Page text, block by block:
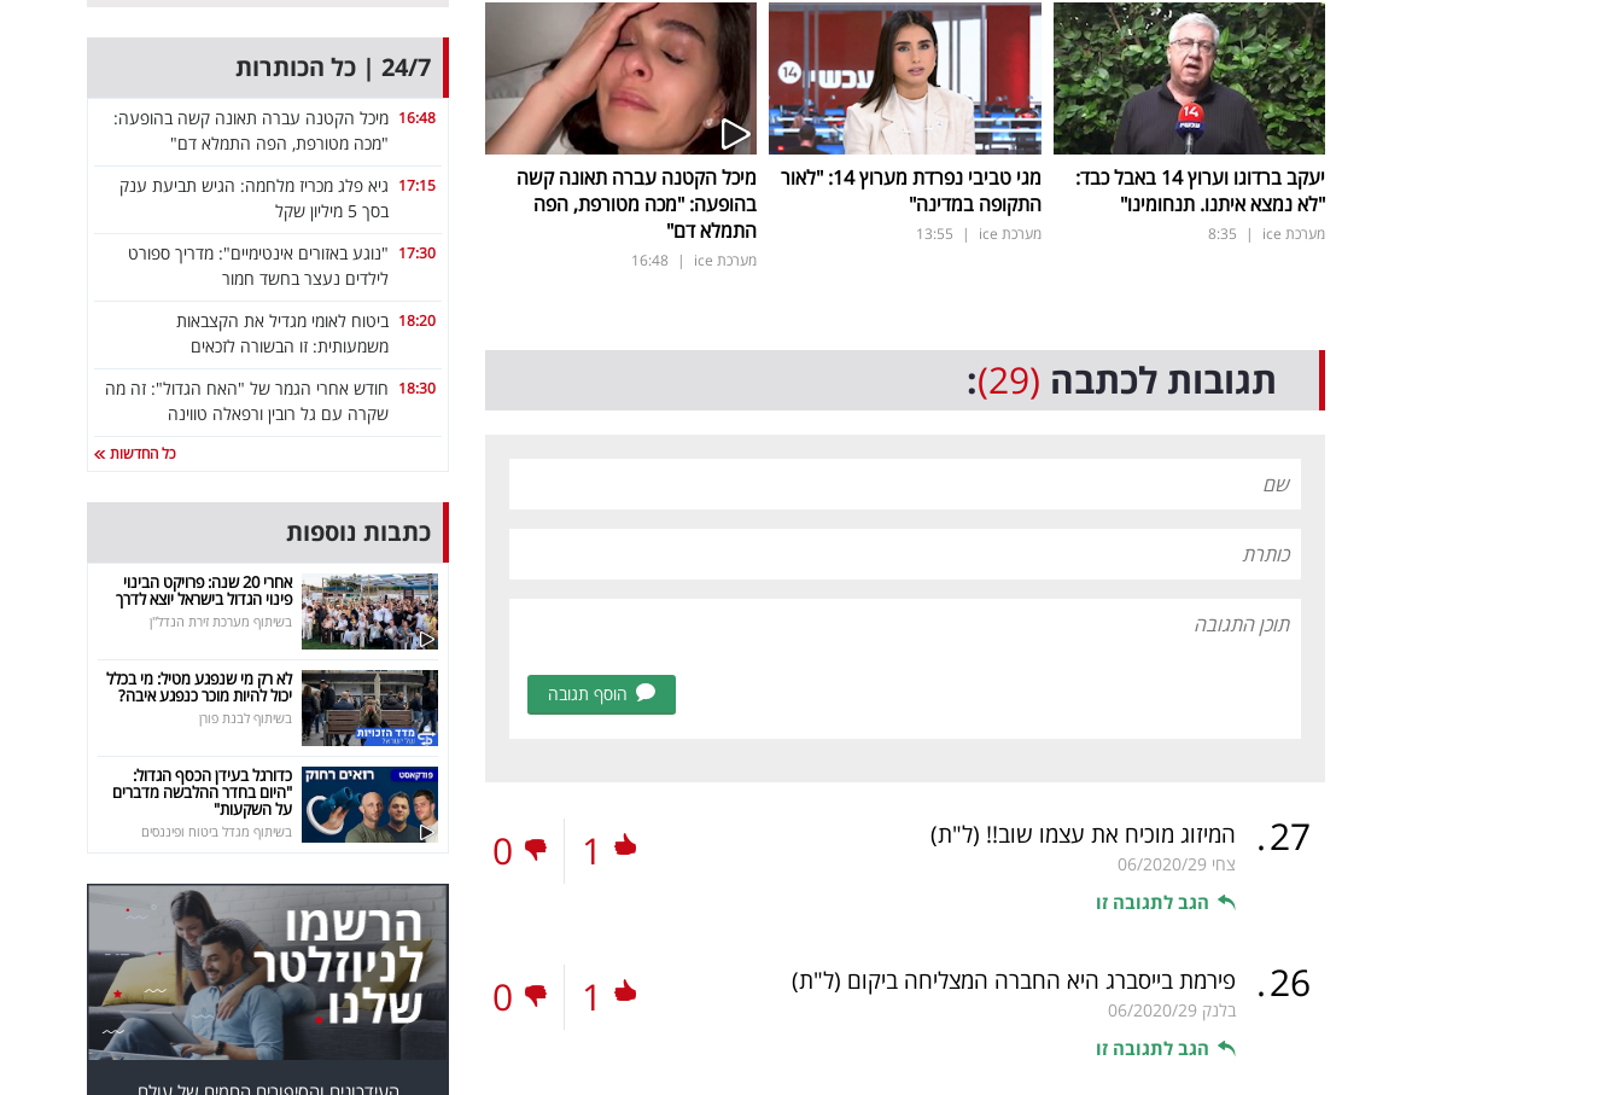
יעקב ברדוגו וערוץ 14 באבל כבד:
"לא נמצא איתנו. תנחומינו"
מערכת ice |
8:35
מגי טביבי נפרדת מערוץ 14: "לאור
התקופה במדינה"
מערכת ice |
13:55
מיכל הקטנה עברה תאונה קשה
בהופעה: "מכה מטורפת, הפה
התמלא דם"
מערכת ice |
16:48
תגובות לכתבה (29)
:
הוסף תגובה
27
. המיזוג מוכיח את עצמו שוב!! (ל"ת)
צחי 06/2020/29
הגב לתגובה זו
1
0
26
. פירמת בייסברג היא החברה המצליחה ביקום (ל"ת)
בלנק 06/2020/29
הגב לתגובה זו
1
0
24/7 | כל הכותרות
16:48 מיכל הקטנה עברה תאונה קשה בהופעה:
"מכה מטורפת, הפה התמלא דם"
17:15 גיא פלג מכריז מלחמה: הגיש תביעת ענק
בסך 5 מיליון שקל
17:30 "נוגע באזורים אינטימיים": מדריך ספורט
לילדים נעצר בחשד חמור
18:20 ביטוח לאומי מגדיל את הקצבאות
משמעותית: זו הבשורה לזכאים
18:30 חודש אחרי הגמר של "האח הגדול": זה מה
שקרה עם גל רובין ורפאלה טווינה
כל החדשות
כתבות נוספות
אחרי 20 שנה: פרויקט הבינוי
פינוי הגדול בישראל יוצא לדרך
בשיתוף מערכת זירת הנדל"ן
לא רק מי שנפגע מטיל: מי בכלל
יכול להיות מוכר כנפגע איבה?
בשיתוף לבנת פורן
כדורגל בעידן הכסף הגדול:
"היום בחדר ההלבשה מדברים
על השקעות"
בשיתוף מגדל ביטוח ופיננסים